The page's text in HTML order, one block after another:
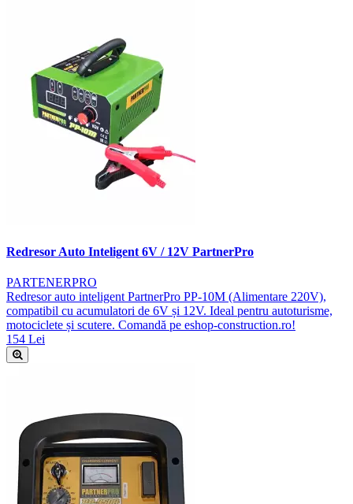
Redresor Auto Inteligent 6V / 12V PartnerPro
PARTENERPRO
Redresor auto inteligent PartnerPro PP-10M (Alimentare 220V),
compatibil cu acumulatori de 6V și 12V. Ideal pentru autoturisme,
motociclete și scutere. Comandă pe eshop-construction.ro!
154 Lei